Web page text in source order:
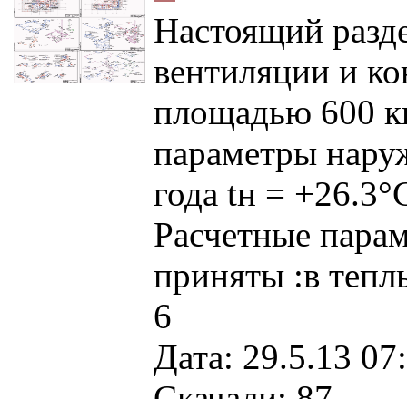
Настоящий
вентиляции и
площадью 600
параметры
года tн =
Расчетные
приняты :в
6
Дата: 29.5.13